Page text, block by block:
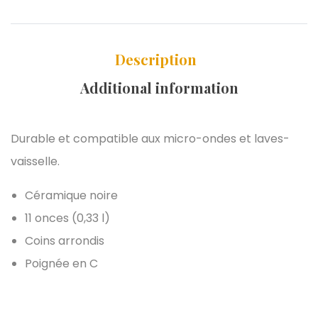
Description
Additional information
Durable et compatible aux micro-ondes et laves-
vaisselle.
Céramique noire
11 onces (0,33 l)
Coins arrondis
Poignée en C